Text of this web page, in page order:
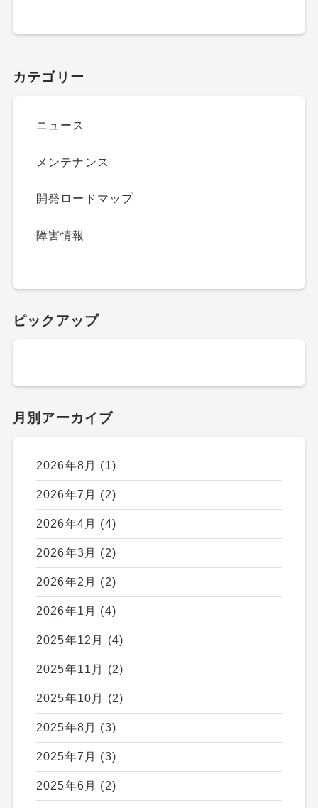
カテゴリー
ニュース
メンテナンス
開発ロードマップ
障害情報
ピックアップ
月別アーカイブ
2026年8月 (1)
2026年7月 (2)
2026年4月 (4)
2026年3月 (2)
2026年2月 (2)
2026年1月 (4)
2025年12月 (4)
2025年11月 (2)
2025年10月 (2)
2025年8月 (3)
2025年7月 (3)
2025年6月 (2)